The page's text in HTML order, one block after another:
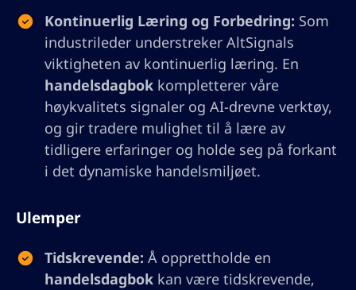
Kontinuerlig Læring og Forbedring: Som
industrileder understreker AltSignals
viktigheten av kontinuerlig læring. En
handelsdagbok kompletterer våre
høykvalitets signaler og AI-drevne verktøy,
og gir tradere mulighet til å lære av
tidligere erfaringer og holde seg på forkant
i det dynamiske handelsmiljøet.
Ulemper
Tidskrevende: Å opprettholde en
handelsdagbok kan være tidskrevende,